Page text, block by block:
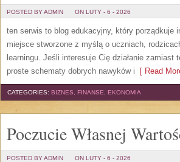
POSTED BY ADMIN ON LUTY - 6 - 2026
ten serwis to blog edukacyjny, który porządkuje
miejsce stworzone z myślą o uczniach,
learningu. Jeśli interesuje Cię działanie
proste schematy dobrych nawyków i [ Read
CATEGORIES: BIZNES, FINANSE, EKONOMIA
Poczucie Własnej
POSTED BY ADMIN ON LUTY - 6 - 2026